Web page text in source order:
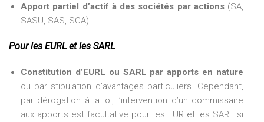
Apport partiel d’actif à des sociétés par actions(SA,
SASU, SAS, SCA).
Pour les EURL et les SARL
Constitution d’EURL ou SARL par apports en nature
ou par stipulation d’avantages particuliers. Cependant,
par dérogation à la loi, l’intervention d’un commissaire
aux apports est facultative pour les EUR et les SARL si